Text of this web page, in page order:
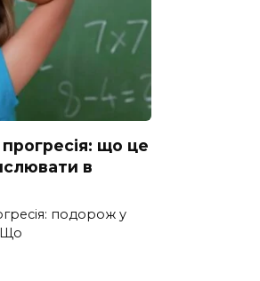
що це
в
подорож у
Що